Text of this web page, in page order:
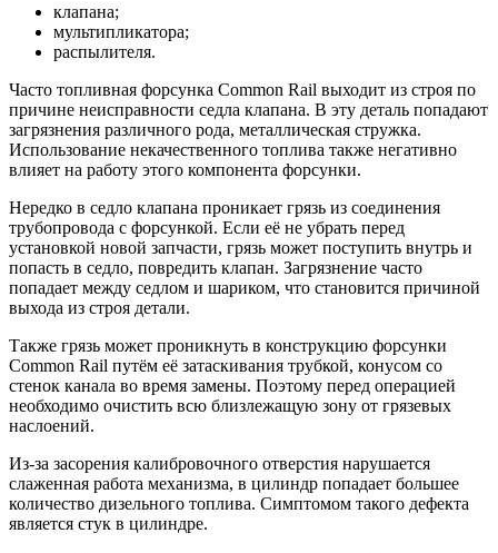
клапана;
мультипликатора;
распылителя.
Часто топливная форсунка Common Rail выходит из строя по
причине неисправности седла клапана. В эту деталь попадают
загрязнения различного рода, металлическая стружка.
Использование некачественного топлива также негативно
влияет на работу этого компонента форсунки.
Нередко в седло клапана проникает грязь из соединения
трубопровода с форсункой. Если её не убрать перед
установкой новой запчасти, грязь может поступить внутрь и
попасть в седло, повредить клапан. Загрязнение часто
попадает между седлом и шариком, что становится причиной
выхода из строя детали.
Также грязь может проникнуть в конструкцию форсунки
Common Rail путём её затаскивания трубкой, конусом со
стенок канала во время замены. Поэтому перед операцией
необходимо очистить всю близлежащую зону от грязевых
наслоений.
Из-за засорения калибровочного отверстия нарушается
слаженная работа механизма, в цилиндр попадает большее
количество дизельного топлива. Симптомом такого дефекта
является стук в цилиндре.